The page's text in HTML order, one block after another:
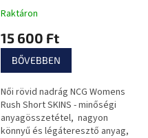
Raktáron
15 600 Ft
BŐVEBBEN
Női rövid nadrág NCG Womens
Rush Short SKINS - minőségi
anyagösszetétel, nagyon
könnyű és légáteresztő anyag,